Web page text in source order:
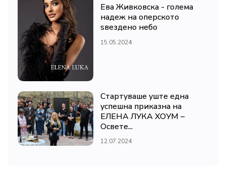
Ева Живковска - голема
надеж на оперското
ѕвездено небо
15.05.2024
Стартуваше уште една
успешна приказна на
ЕЛЕНА ЛУКА ХОУМ –
Освете...
12.07.2024